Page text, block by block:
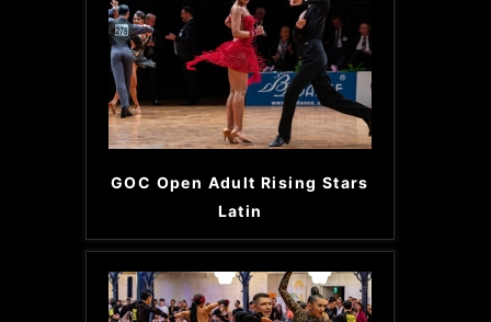
GOC Open Adult Rising Stars
Latin